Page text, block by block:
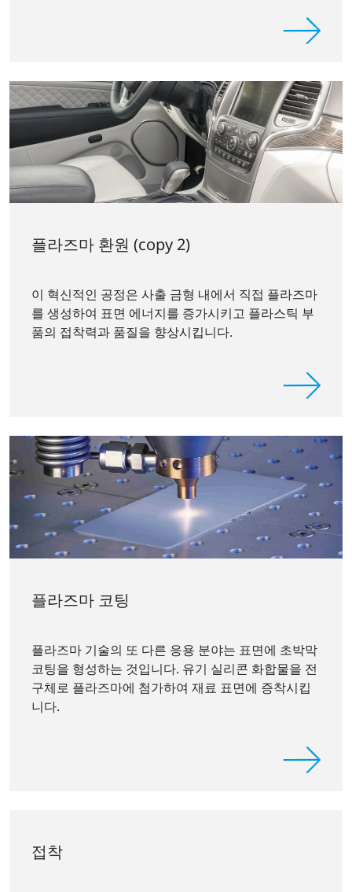
플라즈마 환원 (copy 2)
이 혁신적인 공정은 사출 금형 내에서 직접 플라즈마
를 생성하여 표면 에너지를 증가시키고 플라스틱 부
품의 접착력과 품질을 향상시킵니다.
플라즈마 코팅
플라즈마 기술의 또 다른 응용 분야는 표면에 초박막
코팅을 형성하는 것입니다. 유기 실리콘 화합물을 전
구체로 플라즈마에 첨가하여 재료 표면에 증착시킵
니다.
접착